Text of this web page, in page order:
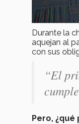
Durante la
aquejan al
con sus
“El
Pero,